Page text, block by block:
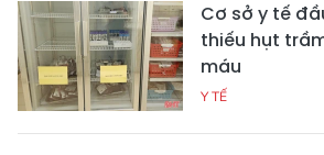
Cơ sở y tế
thiếu hụt
máu
Y TẾ